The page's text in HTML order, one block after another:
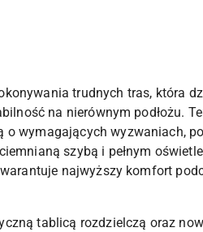
trudnych tras, która
na nierównym podłożu.
o wymagających wyzwaniach,
szybą i pełnym
najwyższy komfort
tablicą rozdzielczą oraz